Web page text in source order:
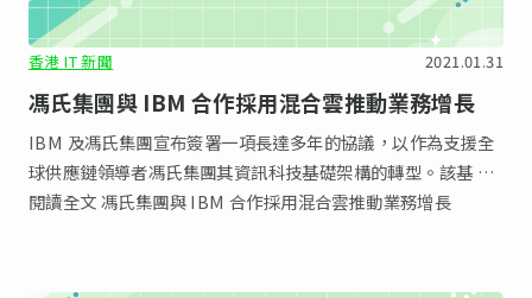
香港 IT 新聞 2021.01.31
馮氏集團與 IBM 合作採用混合雲推動業務增長
IBM 及馮氏集團宣布簽署一項長達多年的協議，以作為支援全
球供應鏈領導者馮氏集團其資訊科技基礎架構的轉型。該基 …
閱讀全文 馮氏集團與 IBM 合作採用混合雲推動業務增長